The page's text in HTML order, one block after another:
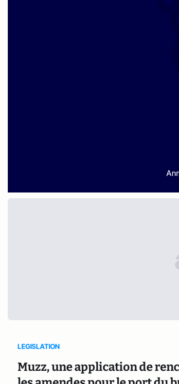
LEGISLATION
Muzz, une application de